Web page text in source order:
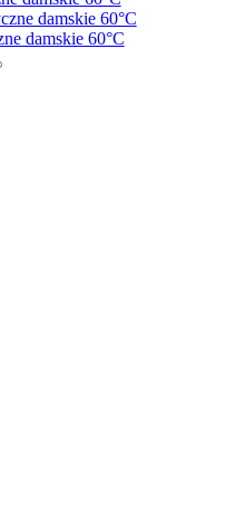
damskie 60°C
damskie 60°C